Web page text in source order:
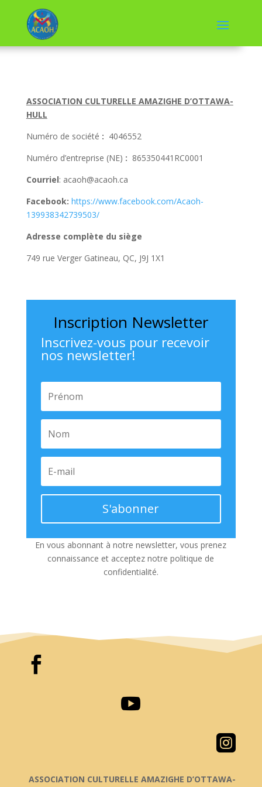
ASSOCIATION CULTURELLE AMAZIGHE D’OTTAWA-
HULL
Numéro de société : 4046552
Numéro d’entreprise (NE) : 865350441RC0001
Courriel: acaoh@acaoh.ca
Facebook: https://www.facebook.com/Acaoh-
139938342739503/
Adresse complète du siège
749 rue Verger Gatineau, QC, J9J 1X1
Inscription Newsletter
Inscrivez-vous pour recevoir
nos newsletter!
S'abonner
En vous abonnant à notre newsletter, vous prenez
connaissance et acceptez notre politique de
confidentialité.



ASSOCIATION CULTURELLE AMAZIGHE D’OTTAWA-